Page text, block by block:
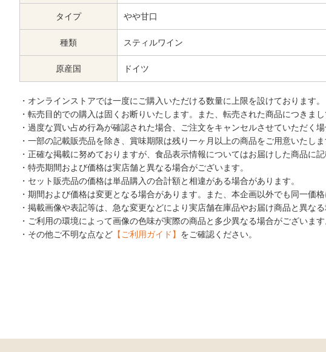
タイプ やや甘口
種類 スティルワイン
原産国 ドイツ
・オンラインストアでは一度にご購入いただける数量に上限を設けております。
・転売目的での購入は固くお断りいたします。また、転売された商品につきま
・過度な買い占め行為が確認された場合、ご注文をキャンセルさせていただく場
・一部の記載販売品を除き、賞味期限は残り一ヶ月以上の商品をご用意いたしま
・正確な掲載に努めておりますが、食品表示情報についてはお届けした商品に
・特売期間および価格は実店舗と異なる場合がございます。
・セット販売品の価格は単品購入の合計額と相違がある場合があります。
・期間および価格は変更となる場合があります。また、本企画以外でも同一価
・掲載画像や表記等は、急な変更などにより実店舗在庫品やお届け商品と異なる
・ご利用の環境によって画像の色味が実際の商品と多少異なる場合がございます
・その他ご不明な点など 【ご利用ガイド】 をご確認ください。